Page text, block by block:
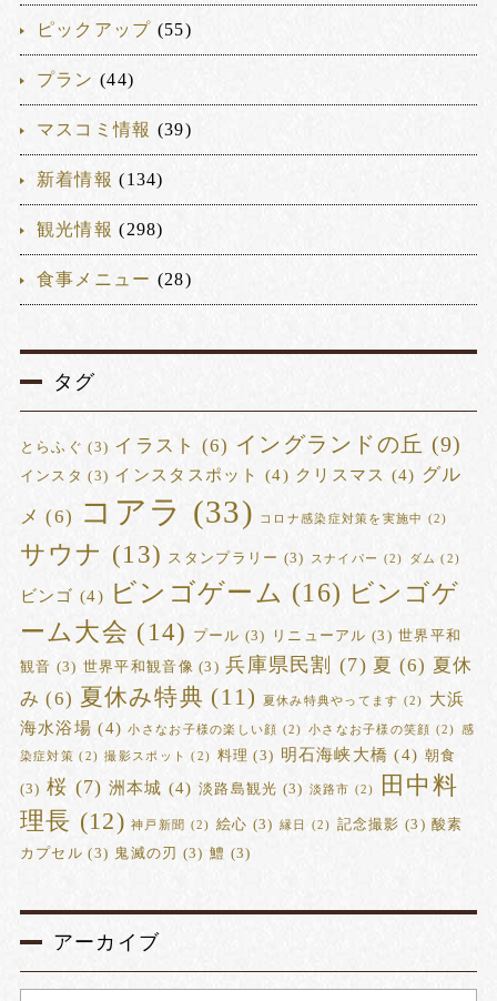
ピックアップ (55)
プラン (44)
マスコミ情報 (39)
新着情報 (134)
観光情報 (298)
食事メニュー (28)
タグ
とらふぐ (3) イラスト (6) イングランドの丘 (9)
インスタ (3) インスタスポット (4) クリスマス (4) グル
メ (6) コアラ (33) コロナ感染症対策を実施中 (2)
サウナ (13) スタンプラリー (3) スナイパー (2) ダム (2)
ビンゴ (4) ビンゴゲーム (16) ビンゴゲ
ーム大会 (14) プール (3) リニューアル (3) 世界平和
観音 (3) 世界平和観音像 (3) 兵庫県民割 (7) 夏 (6) 夏休
み (6) 夏休み特典 (11) 夏休み特典やってます (2)
大浜
海水浴場 (4) 小さなお子様の楽しい顔 (2) 小さなお子様の笑顔 (2) 感
染症対策 (2) 撮影スポット (2) 料理 (3) 明石海峡大橋 (4) 朝食
(3) 桜 (7) 洲本城 (4) 淡路島観光 (3) 淡路市 (2)
田中料
理長 (12) 神戸新聞 (2) 絵心 (3) 縁日 (2) 記念撮影 (3) 酸素
カプセル (3) 鬼滅の刃 (3) 鱧 (3)
アーカイブ